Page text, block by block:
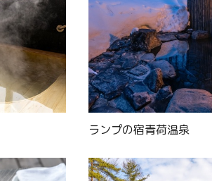
ランプの宿青荷温泉